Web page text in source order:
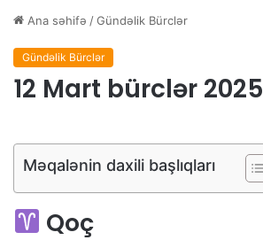
Ana səhifə /Gündəlik Bürclər
Gündəlik Bürclər
12 Mart bürclər 2025
Məqalənin daxili başlıqları
Qoç